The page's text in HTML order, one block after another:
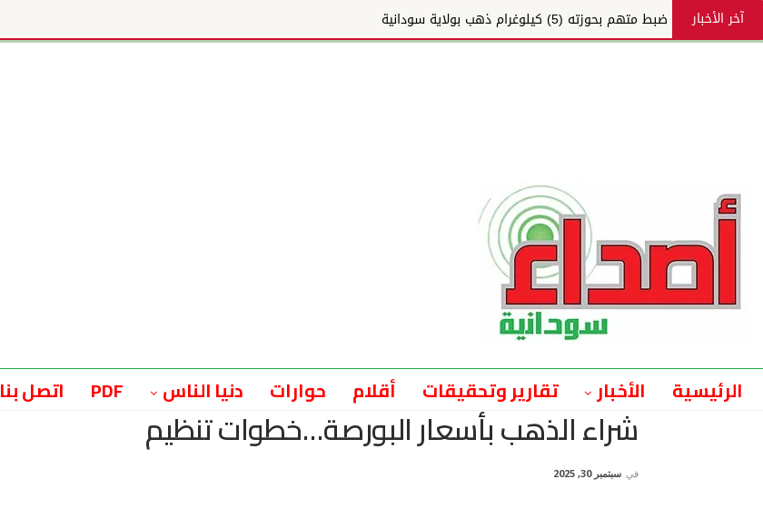
آخر الأخبار ضبط متهم بحوزته (5) كيلوغرام ذهب بولاية سودانية
الرئيسية الأخبار تقارير وتحقيقات أقلام حوارات دنيا الناس PDF اتصل بنا
شراء الذهب بأسعار البورصة…خطوات تنظيم
في سبتمبر 30, 2025